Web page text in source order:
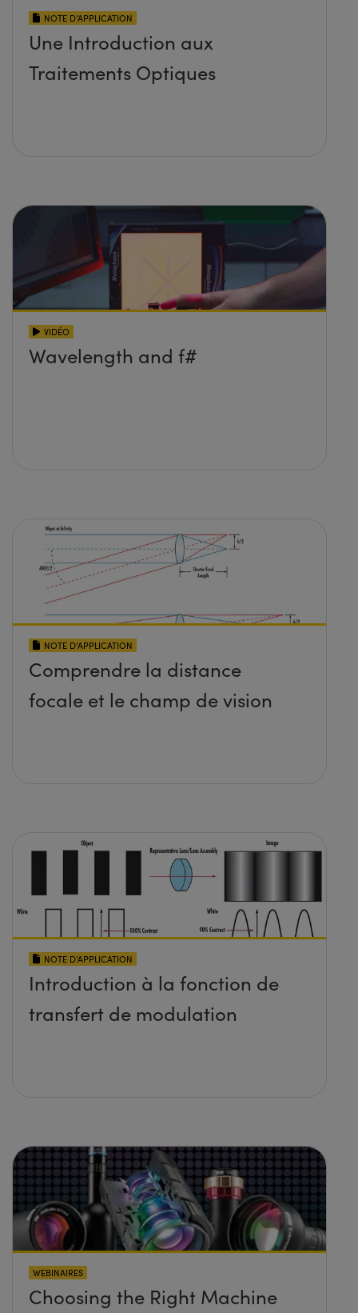
NOTE D’APPLICATION
Une Introduction aux
Traitements Optiques
VIDÉO
Wavelength and f#
NOTE D’APPLICATION
Comprendre la distance
focale et le champ de vision
NOTE D’APPLICATION
Introduction à la fonction de
transfert de modulation
WEBINAIRES
Choosing the Right Machine